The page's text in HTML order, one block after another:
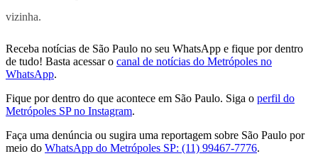
vizinha.
Receba notícias de São Paulo no seu WhatsApp e fique por dentro
de tudo! Basta acessar o canal de notícias do Metrópoles no
WhatsApp.
Fique por dentro do que acontece em São Paulo. Siga o perfil do
Metrópoles SP no Instagram.
Faça uma denúncia ou sugira uma reportagem sobre São Paulo por
meio do WhatsApp do Metrópoles SP: (11) 99467-7776.